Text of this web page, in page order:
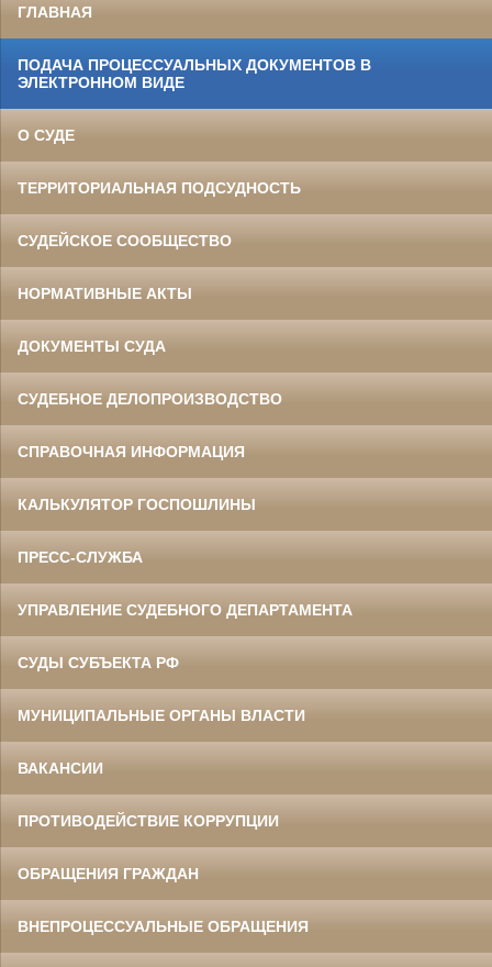
ГЛАВНАЯ
ПОДАЧА ПРОЦЕССУАЛЬНЫХ ДОКУМЕНТОВ В
ЭЛЕКТРОННОМ ВИДЕ
О СУДЕ
ТЕРРИТОРИАЛЬНАЯ ПОДСУДНОСТЬ
СУДЕЙСКОЕ СООБЩЕСТВО
НОРМАТИВНЫЕ АКТЫ
ДОКУМЕНТЫ СУДА
СУДЕБНОЕ ДЕЛОПРОИЗВОДСТВО
СПРАВОЧНАЯ ИНФОРМАЦИЯ
КАЛЬКУЛЯТОР ГОСПОШЛИНЫ
ПРЕСС-СЛУЖБА
УПРАВЛЕНИЕ СУДЕБНОГО ДЕПАРТАМЕНТА
СУДЫ СУБЪЕКТА РФ
МУНИЦИПАЛЬНЫЕ ОРГАНЫ ВЛАСТИ
ВАКАНСИИ
ПРОТИВОДЕЙСТВИЕ КОРРУПЦИИ
ОБРАЩЕНИЯ ГРАЖДАН
ВНЕПРОЦЕССУАЛЬНЫЕ ОБРАЩЕНИЯ